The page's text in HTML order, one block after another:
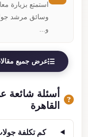
استمتع بزيارة
وسائق مرشد
و...
عرض جميع مقالات
أسئلة شائعة
القاهرة
كم تكلفة